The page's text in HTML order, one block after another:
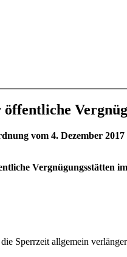
vom 4. Dezember
Vergnügungsstätten
Sperrzeit allgemein